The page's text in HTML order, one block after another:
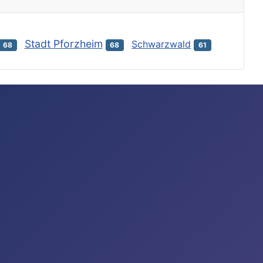
68 Stadt Pforzheim 68 Schwarzwald 61